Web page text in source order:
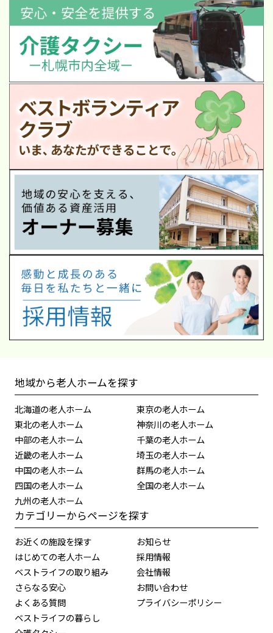
地域から老人ホームを探す
北海道の老人ホーム
東北の老人ホーム
中部の老人ホーム
近畿の老人ホーム
中国の老人ホーム
四国の老人ホーム
九州の老人ホーム
東京の老人ホーム
神奈川の老人ホーム
千葉の老人ホーム
埼玉の老人ホーム
群馬の老人ホーム
全国の老人ホーム
カテゴリーからページを探す
お近くの施設を探す
はじめての老人ホーム
ベストライフの取り組み
さらなる安心
よくある質問
ベストライフの暮らし
お知らせ
採用情報
会社情報
お問い合わせ
プライバシーポリシー